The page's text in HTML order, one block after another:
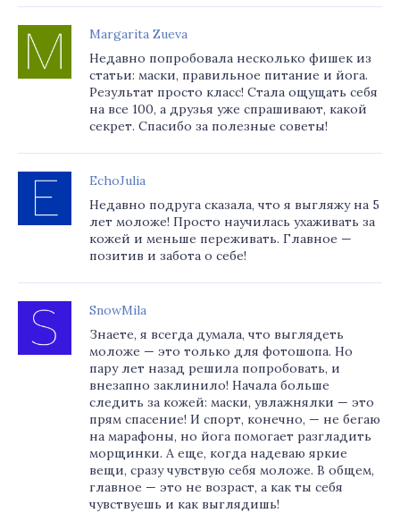
Margarita Zueva
Недавно попробовала несколько фишек из
статьи: маски, правильное питание и йога.
Результат просто класс! Стала ощущать себя
на все 100, а друзья уже спрашивают, какой
секрет. Спасибо за полезные советы!
EchoJulia
Недавно подруга сказала, что я выгляжу на 5
лет моложе! Просто научилась ухаживать за
кожей и меньше переживать. Главное —
позитив и забота о себе!
SnowMila
Знаете, я всегда думала, что выглядеть
моложе — это только для фотошопа. Но
пару лет назад решила попробовать, и
внезапно заклинило! Начала больше
следить за кожей: маски, увлажнялки — это
прям спасение! И спорт, конечно, — не бегаю
на марафоны, но йога помогает разгладить
морщинки. А еще, когда надеваю яркие
вещи, сразу чувствую себя моложе. В общем,
главное — это не возраст, а как ты себя
чувствуешь и как выглядишь!